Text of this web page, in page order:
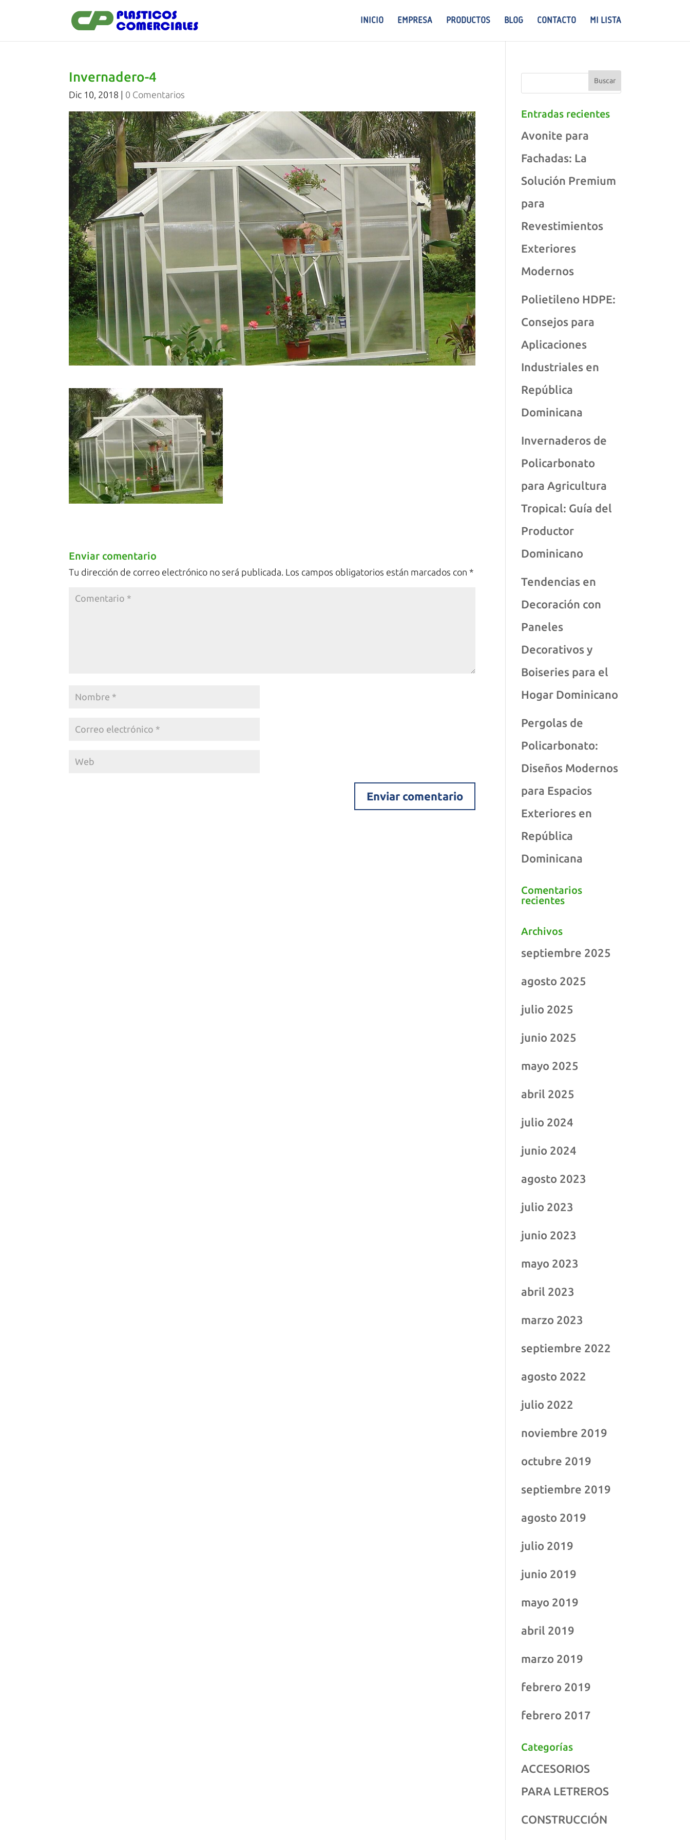
INICIO EMPRESA PRODUCTOS BLOG CONTACTO MI LISTA
Invernadero-4
Dic 10, 2018 0 Comentarios
Enviar comentario
Tu dirección de correo electrónico no será publicada. Los campos obligatorios están marcados con*
Entradas recientes
Avonite para
Fachadas: La
Solución Premium
para
Revestimientos
Exteriores
Modernos
Polietileno HDPE:
Consejos para
Aplicaciones
Industriales en
República
Dominicana
Invernaderos de
Policarbonato
para Agricultura
Tropical: Guía del
Productor
Dominicano
Tendencias en
Decoración con
Paneles
Decorativos y
Boiseries para el
Hogar Dominicano
Pergolas de
Policarbonato:
Diseños Modernos
para Espacios
Exteriores en
República
Dominicana
Comentarios
recientes
Archivos
septiembre 2025
agosto 2025
julio 2025
junio 2025
mayo 2025
abril 2025
julio 2024
junio 2024
agosto 2023
julio 2023
junio 2023
mayo 2023
abril 2023
marzo 2023
septiembre 2022
agosto 2022
julio 2022
noviembre 2019
octubre 2019
septiembre 2019
agosto 2019
julio 2019
junio 2019
mayo 2019
abril 2019
marzo 2019
febrero 2019
febrero 2017
Categorías
ACCESORIOS
PARA LETREROS
CONSTRUCCIÓN